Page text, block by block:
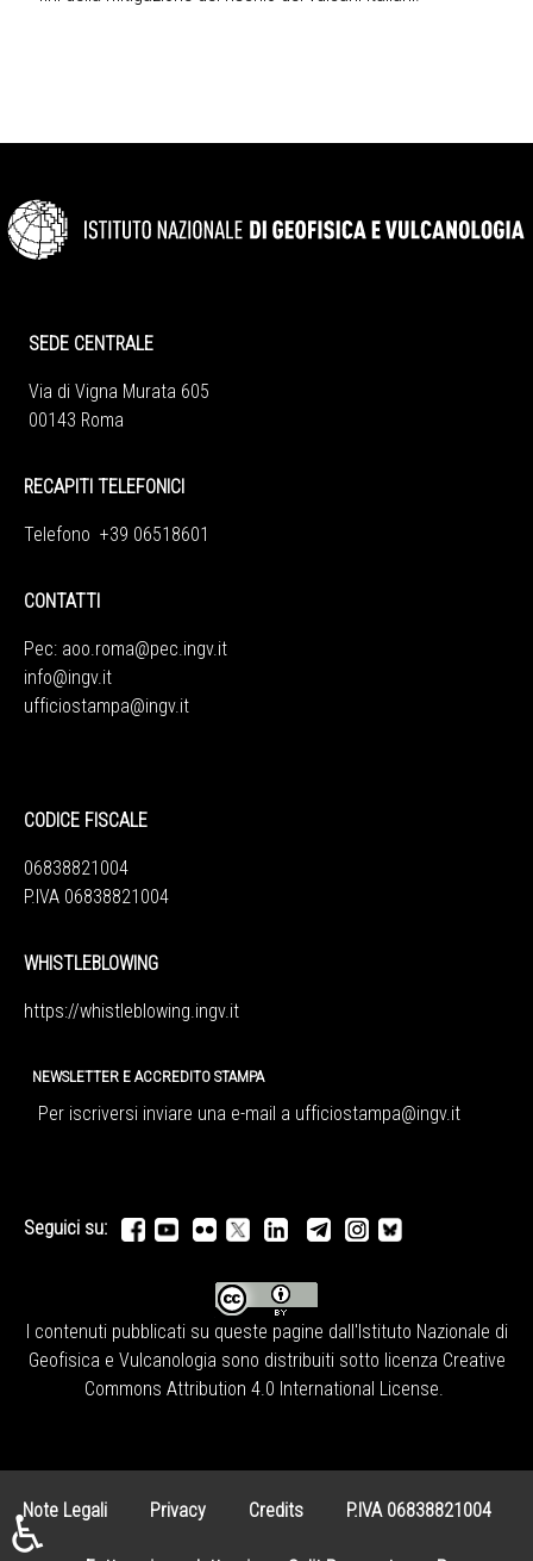
SEDE CENTRALE
Via di Vigna Murata 605
00143 Roma
RECAPITI TELEFONICI
Telefono +39 06518601
CONTATTI
Pec: aoo.roma@pec.ingv.it
info@ingv.it
ufficiostampa@ingv.it
CODICE FISCALE
06838821004
P.IVA 06838821004
WHISTLEBLOWING
https://whistleblowing.ingv. it
NEWSLETTER E ACCREDITO STAMPA
Per iscriversi inviare una e-mail a ufficiostampa@ingv.it
Seguici su:
I contenuti pubblicati su queste pagine dall'Istituto Nazionale di
Geofisica e Vulcanologia sono distribuiti sotto licenza Creative
Commons Attribution 4.0 International License
Note Legali Privacy Credits P.IVA 06838821004